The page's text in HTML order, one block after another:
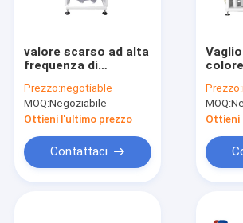
valore scarso ad alta
frequenza di
del consumo
dell'attrezzatura di
96 canali
Prezzo:negotiable
MOQ:Negoziabile
Ottieni l'ultimo prezzo
Contattaci
Prezzo:
MOQ:
Ottieni